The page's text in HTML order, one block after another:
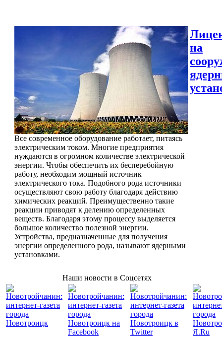
Все современное оборудование работает, питаясь
электрическим током. Многие предприятия
нуждаются в огромном количестве электрической
энергии. Чтобы обеспечить их бесперебойную
работу, необходим мощный источник
электрического тока. Подобного рода источники
осуществляют свою работу благодаря действию
химических реакций. Преимущественно такие
реакции приводят к делению определенных
веществ. Благодаря этому процессу выделяется
большое количество полезной энергии.
Устройства, предназначенные для получения
энергии определенного рода, называют ядерными
установками.
на
Наши новости в Соцсетях